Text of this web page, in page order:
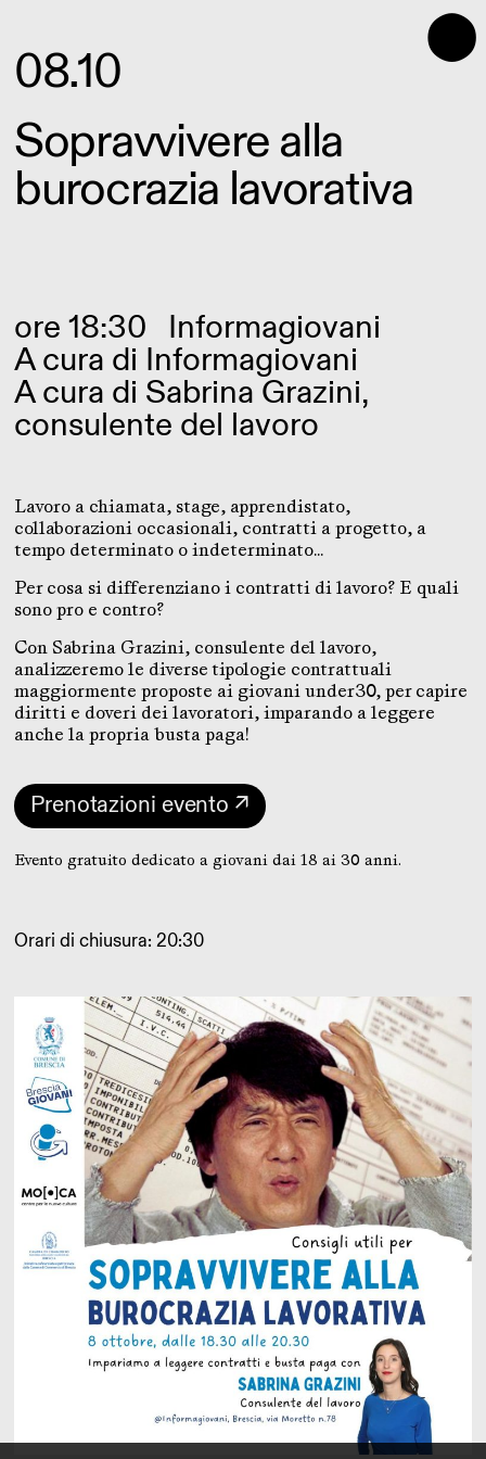
⬤
08.10
Sopravvivere alla
burocrazia lavorativa
ore 18:30 Informagiovani
A cura di Informagiovani
A cura di Sabrina Grazini,
consulente del lavoro
Lavoro a chiamata, stage, apprendistato,
collaborazioni occasionali, contratti a progetto, a
tempo determinato o indeterminato…
Per cosa si differenziano i contratti di lavoro? E quali
sono pro e contro?
Con Sabrina Grazini, consulente del lavoro,
analizzeremo le diverse tipologie contrattuali
maggiormente proposte ai giovani under30, per capire
diritti e doveri dei lavoratori, imparando a leggere
anche la propria busta paga!
Prenotazioni evento ↗
Evento gratuito dedicato a giovani dai 18 ai 30 anni.
Orari di chiusura: 20:30